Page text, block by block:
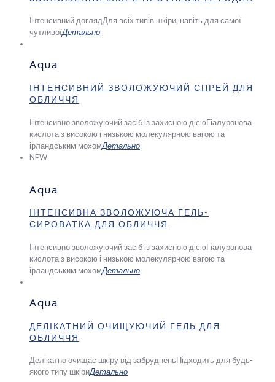
Інтенсивний доглядДля всіх типів шкіри, навіть для самої
чутливоїДетально
Aqua
ІНТЕНСИВНИЙ ЗВОЛОЖУЮЧИЙ СПРЕЙ ДЛЯ
ОБЛИЧЧЯ
Інтенсивно зволожуючий засіб із захисною дієюГіалуронова
кислота з високою і низькою молекулярною вагою та
ірландським мохомДетально
NEW
Aqua
ІНТЕНСИВНА ЗВОЛОЖУЮЧА ГЕЛЬ-
СИРОВАТКА ДЛЯ ОБЛИЧЧЯ
Інтенсивно зволожуючий засіб із захисною дієюГіалуронова
кислота з високою і низькою молекулярною вагою та
ірландським мохомДетально
Aqua
ДЕЛІКАТНИЙ ОЧИЩУЮЧИЙ ГЕЛЬ ДЛЯ
ОБЛИЧЧЯ
Делікатно очищає шкіру від забрудненьПідходить для будь-
якого типу шкіриДетально